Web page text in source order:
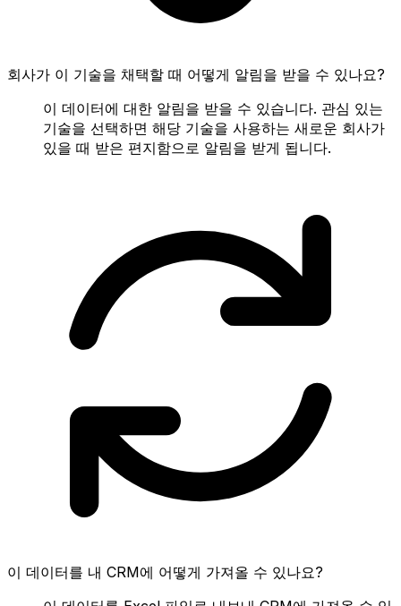
회사가 이 기술을 채택할 때 어떻게 알림을 받을 수 있나요?
이 데이터에 대한 알림을 받을 수 있습니다. 관심 있는
기술을 선택하면 해당 기술을 사용하는 새로운 회사가
있을 때 받은 편지함으로 알림을 받게 됩니다.
이 데이터를 내 CRM에 어떻게 가져올 수 있나요?